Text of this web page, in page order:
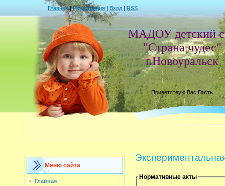
Главная|Регистрация | Вход | RSS
МАДОУ детский
"Страна чудес"
г.Новоуральск
Приветствую Вас Гость
Меню сайта
Главная
Нормативные акты